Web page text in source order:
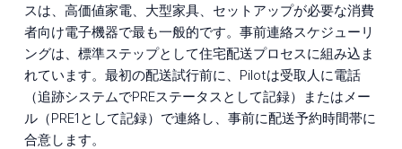
スは、高価値家電、大型家具、セットアップが必要な消費
者向け電子機器で最も一般的です。事前連絡スケジューリ
ングは、標準ステップとして住宅配送プロセスに組み込ま
れています。最初の配送試行前に、Pilotは受取人に電話
（追跡システムでPREステータスとして記録）またはメー
ル（PRE1として記録）で連絡し、事前に配送予約時間帯に
合意します。